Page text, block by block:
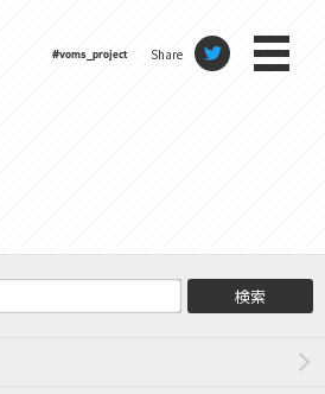
#voms_project Share
検索